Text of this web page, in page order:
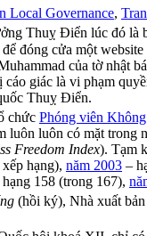
Local Governance,
Thuỵ Điển lúc đó là
đóng cửa một
của tờ nhật
giác là vi phạm
Thuỵ Điển.
chức Phóng viên
luôn luôn có mặt trong
Freedom Index). Tạm
hạng), năm 2003 –
hạng 158 (trong 167),
(hồi ký), Nhà xuất